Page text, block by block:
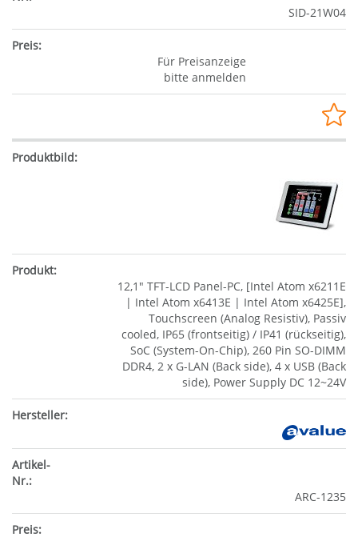
SID-21W04
Für Preisanzeige
bitte anmelden
12,1" TFT-LCD Panel-PC, [Intel Atom x6211E
| Intel Atom x6413E | Intel Atom x6425E],
Touchscreen (Analog Resistiv), Passiv
cooled, IP65 (frontseitig) / IP41 (rückseitig),
SoC (System-On-Chip), 260 Pin SO-DIMM
DDR4, 2 x G-LAN (Back side), 4 x USB (Back
side), Power Supply DC 12~24V
ARC-1235